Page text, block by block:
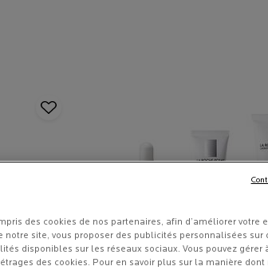
des cookies de nos partenaires, afin d’améliorer votre
notre site, vous proposer des publicités personnalisées sur
disponibles sur les réseaux sociaux. Vous pouvez gérer
des cookies. Pour en savoir plus sur la manière dont